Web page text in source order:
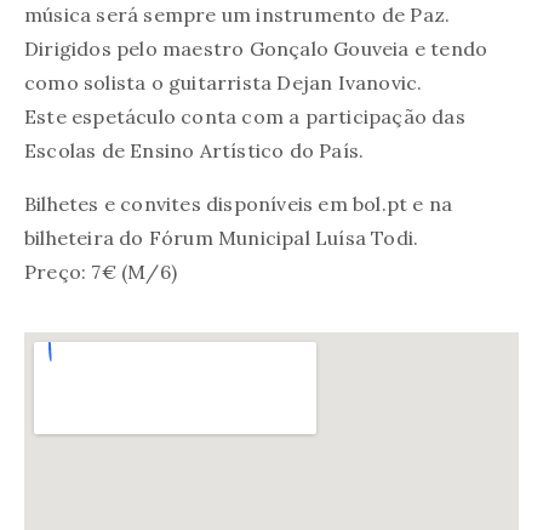
música será sempre um instrumento de Paz.
Dirigidos pelo maestro Gonçalo Gouveia e tendo
como solista o guitarrista Dejan Ivanovic.
Este espetáculo conta com a participação das
Escolas de Ensino Artístico do País.
Bilhetes e convites disponíveis em bol.pt e na
bilheteira do Fórum Municipal Luísa Todi.
Preço: 7€ (M/6)